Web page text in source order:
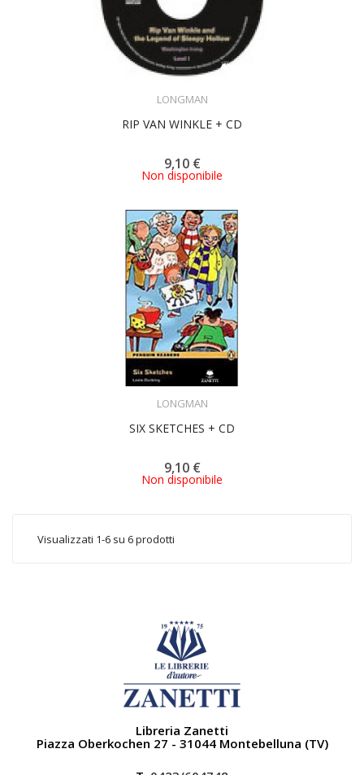
LONGMAN
RIP VAN WINKLE + CD
9,10 €
Non disponibile
LONGMAN
SIX SKETCHES + CD
9,10 €
Non disponibile
Visualizzati 1-6 su 6 prodotti
Libreria Zanetti
Piazza Oberkochen 27 - 31044 Montebelluna (TV)